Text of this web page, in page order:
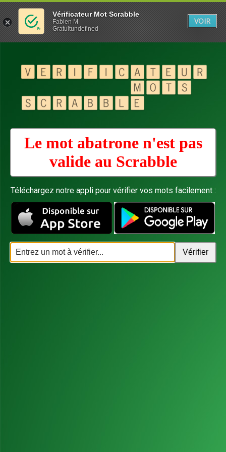
Le mot abatrone n'est pas
valide au Scrabble
Téléchargez notre appli pour vérifier vos mots facilement :
Vérificateur Mot Scrabble
Fabien M
Gratuitundefined
VOIR